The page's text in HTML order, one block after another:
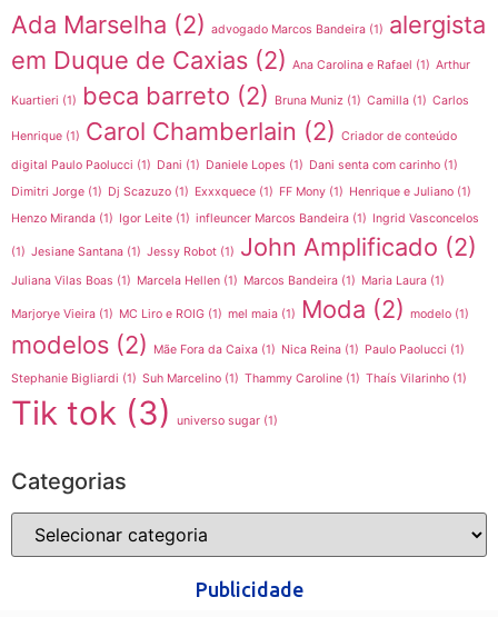
Ada Marselha (2) advogado Marcos Bandeira (1) alergista
em Duque de Caxias (2) Ana Carolina e Rafael (1) Arthur
Kuartieri (1) beca barreto (2) Bruna Muniz (1) Camilla (1) Carlos
Henrique (1) Carol Chamberlain (2) Criador de conteúdo
digital Paulo Paolucci (1) Dani (1) Daniele Lopes (1) Dani senta com carinho (1)
Dimitri Jorge (1) Dj Scazuzo (1) Exxxquece (1) FF Mony (1) Henrique e Juliano (1)
Henzo Miranda (1) Igor Leite (1) infleuncer Marcos Bandeira (1) Ingrid Vasconcelos
(1) Jesiane Santana (1) Jessy Robot (1) John Amplificado (2)
Juliana Vilas Boas (1) Marcela Hellen (1) Marcos Bandeira (1) Maria Laura (1)
Marjorye Vieira (1) MC Liro e ROIG (1) mel maia (1) Moda (2) modelo (1)
modelos (2) Mãe Fora da Caixa (1) Nica Reina (1) Paulo Paolucci (1)
Stephanie Bigliardi (1) Suh Marcelino (1) Thammy Caroline (1) Thaís Vilarinho (1)
Tik tok (3) universo sugar (1)
Categorias
Publicidade